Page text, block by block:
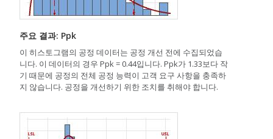
주요 결과: Ppk
이 히스토그램의 공정 데이터는 공정 개선 전에 수집되었습
니다. 이 데이터의 경우 Ppk = 0.44입니다. Ppk가 1.33보다 작
기 때문에 공정의 전체 공정 능력이 고객 요구 사항을 충족하
지 않습니다. 공정을 개선하기 위한 조치를 취해야 합니다.